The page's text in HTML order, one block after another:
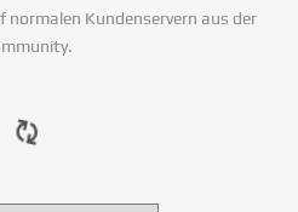
normalen Kundenservern aus der